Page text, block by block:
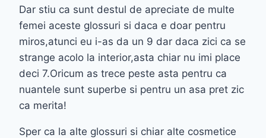
Dar stiu ca sunt destul de apreciate de multe
femei aceste glossuri si daca e doar pentru
miros,atunci eu i-as da un 9 dar daca zici ca se
strange acolo la interior,asta chiar nu imi place
deci 7.Oricum as trece peste asta pentru ca
nuantele sunt superbe si pentru un asa pret zic
ca merita!
Sper ca la alte glossuri si chiar alte cosmetice